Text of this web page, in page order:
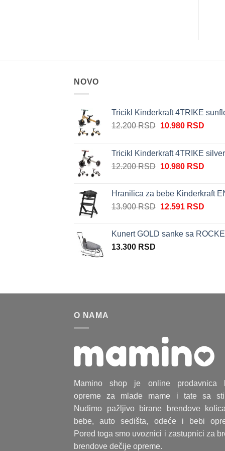
NOVO
Tricikl Kinderkraft 4TRIKE
12.200RSD Originalna
bila:
12.200 RSD.
10.980 RSD
Tricikl Kinderkraft 4TRIKE
12.200RSD Originalna
bila:
12.200 RSD.
10.980 RSD
Hranilica za bebe Kinderkraft
13.900RSD Originalna
bila:
12.591 RSD
Kunert GOLD sanke sa
13.300 RSD
O NAMA
Mamino shop je online prodavnica
opreme za mlade mame i tate sa
Nudimo pažljivo birane brendove
bebe, auto sedišta, odeće i bebi
Pored toga smo uvoznici i zastupnici za
brendove dečije opreme.